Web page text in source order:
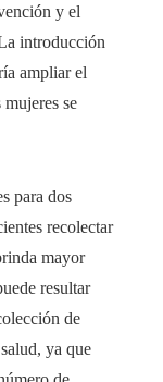
y el
introducción
ampliar el
mujeres se
para dos
recolectar
mayor
resultar
de
ya que